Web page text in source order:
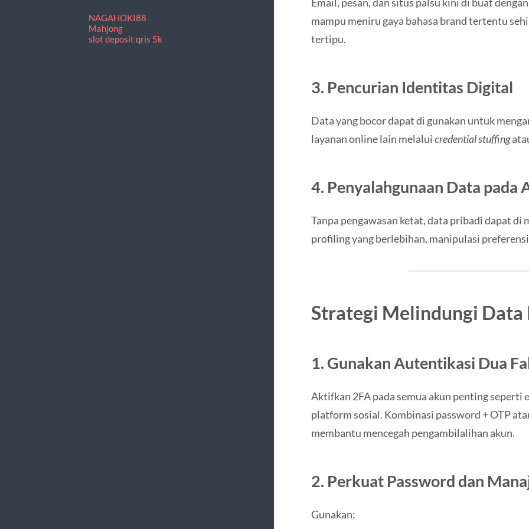
NAGAHOKI88
Mahjong
slot deposit qris 5k
mampu meniru gaya bahasa brand tertentu
tertipu.
3. Pencurian Identitas Digital
Data yang bocor dapat di gunakan untuk
layanan online lain melaluicredential stuffing
4. Penyalahgunaan Data pada
Tanpa pengawasan ketat, data pribadi dapat di
profiling yang berlebihan, manipulasi
Strategi Melindungi Data
1. Gunakan Autentikasi Dua
Aktifkan 2FA pada semua akun penting seperti
platform sosial. Kombinasi password + OTP
membantu mencegah pengambilalihan akun.
2. Perkuat Password dan
Gunakan: